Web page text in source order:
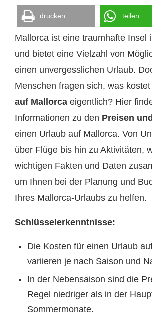
drucken teilen
Mallorca ist eine traumhafte Insel
und bietet eine Vielzahl von
einen unvergesslichen Urlaub.
Menschen fragen sich, was kostet
auf Mallorca eigentlich? Hier
Informationen zu den Preisen
einen Urlaub auf Mallorca. Von
über Flüge bis hin zu Aktivitäten,
wichtigen Fakten und Daten
um Ihnen bei der Planung und
Ihres Mallorca-Urlaubs zu helfen.
Schlüsselerkenntnisse:
Die Kosten für einen Urlaub
variieren je nach Saison und
In der Nebensaison sind die
Regel niedriger als in der
Sommermonate.